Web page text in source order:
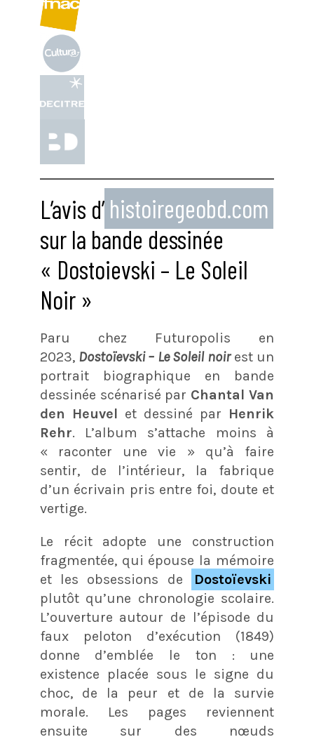
L’avis d’ histoiregeobd.com
sur la bande dessinée
« Dostoievski – Le Soleil
Noir »
Paru chez Futuropolis en
2023, Dostoïevski – Le Soleil noirest un
portrait biographique en bande
dessinée scénarisé par Chantal Van
den Heuvel et dessiné par Henrik
Rehr. L’album s’attache moins à
« raconter une vie » qu’à faire
sentir, de l’intérieur, la fabrique
d’un écrivain pris entre foi, doute et
vertige.
Le récit adopte une construction
fragmentée, qui épouse la mémoire
et les obsessions de
Dostoïevski
plutôt qu’une chronologie scolaire.
L’ouverture autour de l’épisode du
faux peloton d’exécution (1849)
donne d’emblée le ton : une
existence placée sous le signe du
choc, de la peur et de la survie
morale. Les pages reviennent
ensuite sur des nœuds